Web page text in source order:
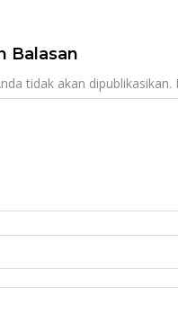
Balasan
tidak akan dipublikasikan.